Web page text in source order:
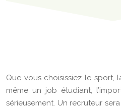
Que vous choisissiez le sport,
même un job étudiant,
sérieusement. Un recruteur